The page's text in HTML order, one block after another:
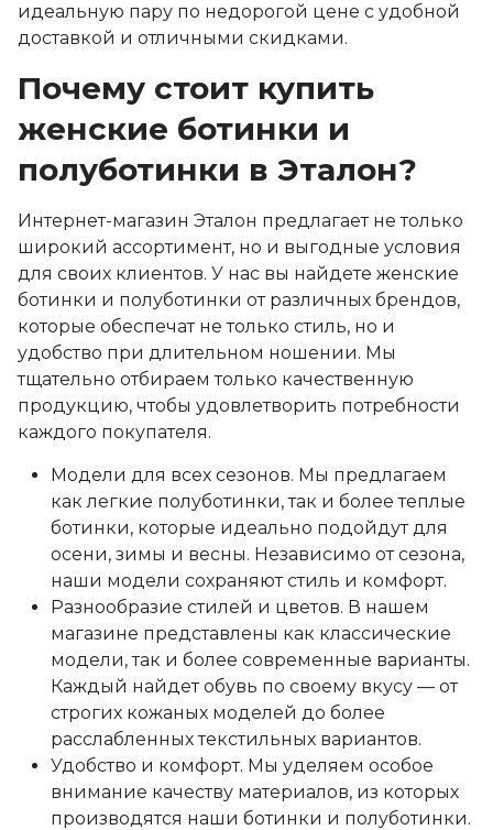
идеальную пару по недорогой цене с удобной
доставкой и отличными скидками.
Почему стоит купить
женские ботинки и
полуботинки в Эталон?
Интернет-магазин Эталон предлагает не только
широкий ассортимент, но и выгодные условия
для своих клиентов. У нас вы найдете женские
ботинки и полуботинки от различных брендов,
которые обеспечат не только стиль, но и
удобство при длительном ношении. Мы
тщательно отбираем только качественную
продукцию, чтобы удовлетворить потребности
каждого покупателя.
Модели для всех сезонов. Мы предлагаем
как легкие полуботинки, так и более теплые
ботинки, которые идеально подойдут для
осени, зимы и весны. Независимо от сезона,
наши модели сохраняют стиль и комфорт.
Разнообразие стилей и цветов. В нашем
магазине представлены как классические
модели, так и более современные варианты.
Каждый найдет обувь по своему вкусу — от
строгих кожаных моделей до более
расслабленных текстильных вариантов.
Удобство и комфорт. Мы уделяем особое
внимание качеству материалов, из которых
производятся наши ботинки и полуботинки.